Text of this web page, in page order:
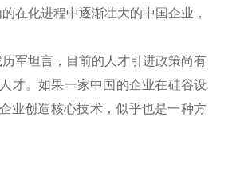
化进程中逐渐壮大的中国企业，
军坦言，目前的人才引进政策尚有
才。如果一家中国的企业在硅谷设
业创造核心技术，似乎也是一种方